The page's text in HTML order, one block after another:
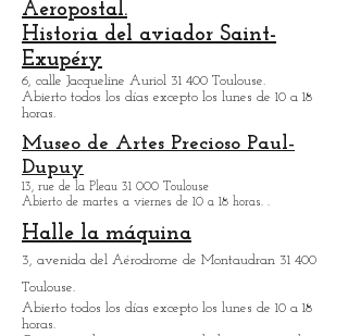
12, plaza Saint-Pierre 31 000 Toulouse.
El vuelo de los pioneros/Museo
Aeropostal.
Historia del aviador Saint-
Exupéry
6, calle Jacqueline Auriol 31 400 Toulouse.
Abierto todos los días excepto los lunes de 10 a 18
horas.
Museo de Artes Precioso Paul-
Dupuy
13, rue de la Pleau 31 000 Toulouse
Abierto de martes a viernes de 10 a 18 horas. .
Halle la máquina
3, avenida del Aérodrome de Montaudran 31 400